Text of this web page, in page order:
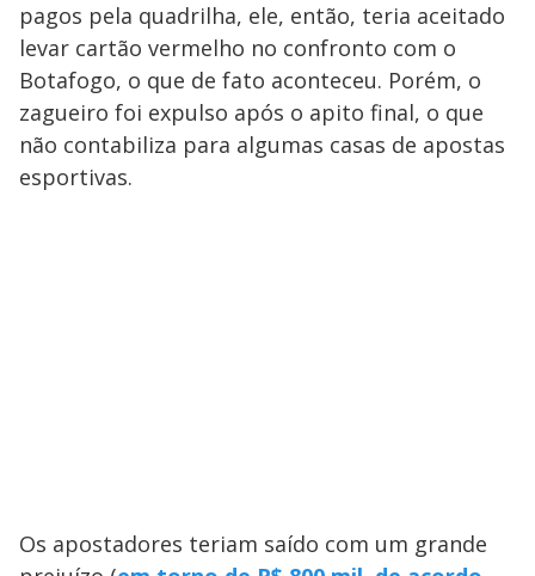
pagos pela quadrilha, ele, então, teria aceitado
levar cartão vermelho no confronto com o
Botafogo, o que de fato aconteceu. Porém, o
zagueiro foi expulso após o apito final, o que
não contabiliza para algumas casas de apostas
esportivas.
Os apostadores teriam saído com um grande